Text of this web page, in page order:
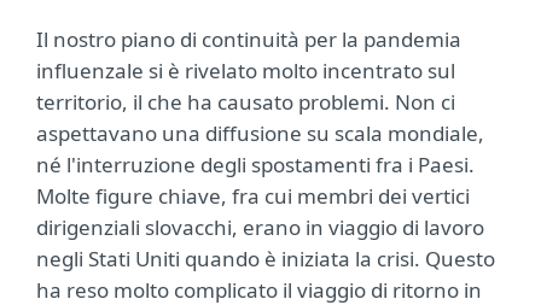
Il nostro piano di continuità per la pandemia
influenzale si è rivelato molto incentrato sul
territorio, il che ha causato problemi. Non ci
aspettavano una diffusione su scala mondiale,
né l'interruzione degli spostamenti fra i Paesi.
Molte figure chiave, fra cui membri dei vertici
dirigenziali slovacchi, erano in viaggio di lavoro
negli Stati Uniti quando è iniziata la crisi. Questo
ha reso molto complicato il viaggio di ritorno in